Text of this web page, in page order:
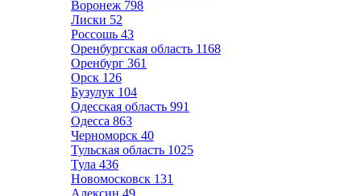
Воронеж 798
Лиски 52
Россошь 43
Оренбургская область 1168
Оренбург 361
Орск 126
Бузулук 104
Одесская область 991
Одесса 863
Черноморск 40
Тульская область 1025
Тула 436
Новомосковск 131
Алексин 49